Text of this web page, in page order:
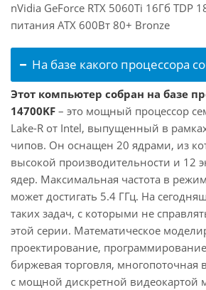
nVidia GeForce RTX 5060Ti 16Гб TDP
питания ATX 600Вт 80+ Bronze
На базе какого процессора
Этот компьютер собран на базе
14700KF – это мощный процессор
Lake-R от Intel, выпущенный в
чипов. Он оснащен 20 ядрами, из
высокой производительности и 12
ядер. Максимальная частота в
может достигать 5.4 ГГц. На
таких задач, с которыми не
этой серии. Математическое
проектирование,
биржевая торговля, многопоточная
с мощной дискретной видеокартой